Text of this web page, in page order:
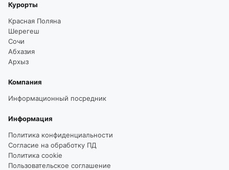
Курорты
Красная Поляна
Шерегеш
Сочи
Абхазия
Архыз
Компания
Информационный посредник
Информация
Политика конфиденциальности
Согласие на обработку ПД
Политика cookie
Пользовательское соглашение